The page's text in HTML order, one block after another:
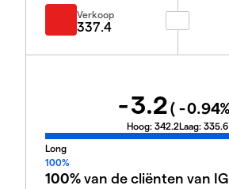
Verkoop
337.4
-3.2( -0.94
Hoog: 342.2Laag: 335.6
Long
100%
100%van de cliënten van